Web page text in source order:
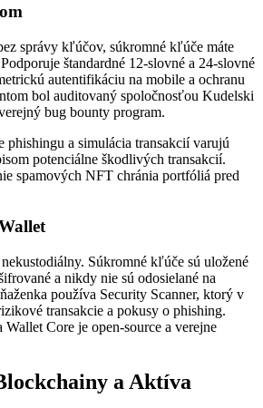
správy kľúčov, súkromné kľúče máte
štandardné 12-slovné a 24-slovné
autentifikáciu na mobile a ochranu
bol auditovaný spoločnosťou Kudelski
bug bounty program.
phishingu a simulácia transakcií varujú
potenciálne škodlivých transakcií.
spamových NFT chránia portfóliá pred
Súkromné kľúče sú uložené
a nikdy nie sú odosielané na
používa Security Scanner, ktorý v
transakcie a pokusy o phishing.
Core je open-source a verejne
a Aktíva